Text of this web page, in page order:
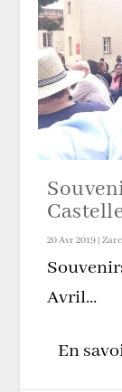
20 Avr 2019 |
Avril...
En